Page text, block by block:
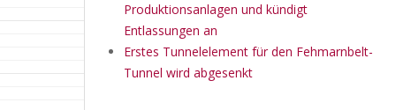
Produktionsanlagen und kündigt
Entlassungen an
Erstes Tunnelelement für den Fehmarnbelt-
Tunnel wird abgesenkt